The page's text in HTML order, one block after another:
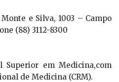
e Silva, 1003 – Campo
(88) 3112-8300
Superior em Medicina,com
de Medicina (CRM).